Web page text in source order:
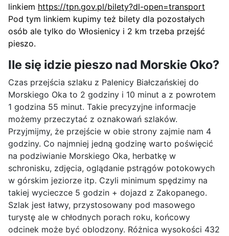
linkiem https://tpn.gov.pl/bilety?dl-open=transport
Pod tym linkiem kupimy też bilety dla pozostałych
osób ale tylko do Włosienicy i 2 km trzeba przejść
pieszo.
Ile się idzie pieszo nad Morskie Oko?
Czas przejścia szlaku z Palenicy Białczańskiej do
Morskiego Oka to 2 godziny i 10 minut a z powrotem
1 godzina 55 minut. Takie precyzyjne informacje
możemy przeczytać z oznakowań szlaków.
Przyjmijmy, że przejście w obie strony zajmie nam 4
godziny. Co najmniej jedną godzinę warto poświęcić
na podziwianie Morskiego Oka, herbatkę w
schronisku, zdjęcia, oglądanie pstrągów potokowych
w górskim jeziorze itp. Czyli minimum spędzimy na
takiej wycieczce 5 godzin + dojazd z Zakopanego.
Szlak jest łatwy, przystosowany pod masowego
turystę ale w chłodnych porach roku, końcowy
odcinek może być oblodzony. Różnica wysokości 432